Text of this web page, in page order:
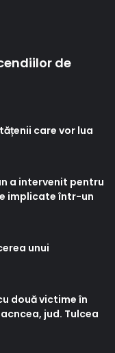
de
care vor lua
a intervenit pentru
implicate într-un
unui
două victime în
jud. Tulcea